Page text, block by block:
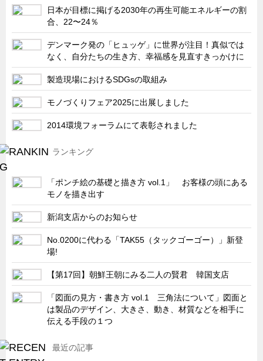
特装車・バス・トラック関連
フリーザー・フードマシナリー関連
自動販売機・自動改札機関連
鉄道車両・駅舎関連
CATEGORY
営業、丸ごとフカボリ
新製品開発最前線
Before After
旬の野菜とタキゲン製品
PICK UP NEWS
ポンチ絵の基礎と描き方
図面の見方・書き方
キャビネット工業会規格「CA300」集中講義
ズバッとお悩み解決 テクニカル Q and A
瀧源点回帰
光る技術！未来へのモノづくり
ちょっとユニークなお客様
日本が目標に掲げる2030年の再生可能エネルギーの割
合、22〜24％
デンマーク発の「ヒュッゲ」に世界が注目！真似では
なく、自分たちの生き方、幸福感を見直すきっかけに
製造現場におけるSDGsの取組み
モノづくりフェア2025に出展しました
2014環境フォーラムにて表彰されました
ランキング
「ポンチ絵の基礎と描き方 vol.1」 お客様の頭にある
モノを描き出す
新潟支店からのお知らせ
No.0200に代わる「TAK55（タックゴーゴー）」新登
場!
【第17回】朝鮮王朝にみる二人の賢君 韓国支店
「図面の見方・書き方 vol.1 三角法について」図面と
は製品のデザイン、大きさ、動き、材質などを相手に
伝える手段の１つ
最近の記事